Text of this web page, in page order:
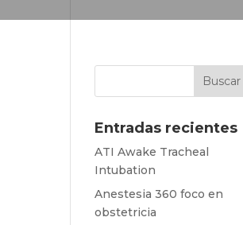
Entradas recientes
ATI Awake Tracheal
Intubation
Anestesia 360 foco en
obstetricia